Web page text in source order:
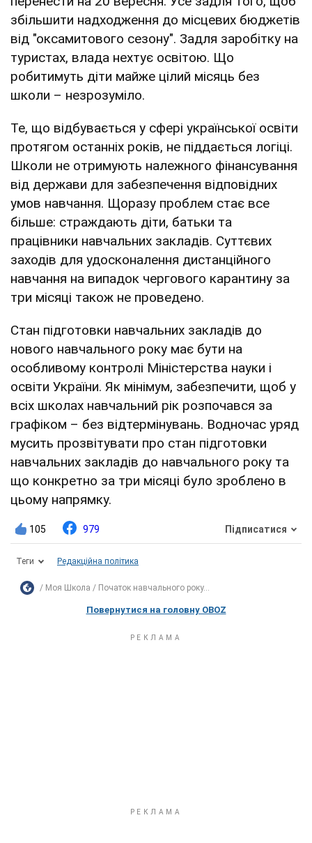
збільшити надходження до місцевих бюджетів
від "оксамитового сезону". Задля заробітку на
туристах, влада нехтує освітою. Що
робитимуть діти майже цілий місяць без
школи – незрозуміло.
Те, що відбувається у сфері української освіти
протягом останніх років, не піддається логіці.
Школи не отримують належного фінансування
від держави для забезпечення відповідних
умов навчання. Щоразу проблем стає все
більше: страждають діти, батьки та
працівники навчальних закладів. Суттєвих
заходів для удосконалення дистанційного
навчання на випадок чергового карантину за
три місяці також не проведено.
Стан підготовки навчальних закладів до
нового навчального року має бути на
особливому контролі Міністерства науки і
освіти України. Як мінімум, забезпечити, щоб у
всіх школах навчальний рік розпочався за
графіком – без відтермінувань. Водночас уряд
мусить прозвітувати про стан підготовки
навчальних закладів до навчального року та
що конкретно за три місяці було зроблено в
цьому напрямку.
105 979 Підписатися
Теги Редакційна політика
Моя Школа Початок навчального року...
Повернутися на головну OBOZ